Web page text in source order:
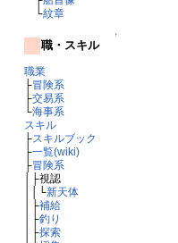
└紋章
↑
職・スキル
職業
├冒険系
├交易系
└海事系
スキル
├スキルブック
├一覧(wiki)
├冒険系
│├視認
││└新天体
│├補給
│├釣り
│├探索